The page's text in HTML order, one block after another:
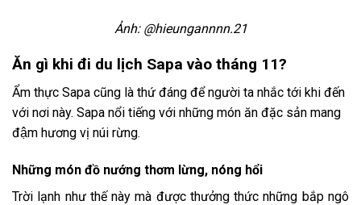
Ảnh: @hieungannnn.21
Ăn gì khi đi du lịch Sapa vào tháng 11?
Ẩm thực Sapa cũng là thứ đáng để người ta nhắc tới khi đến
với nơi này. Sapa nổi tiếng với những món ăn đặc sản mang
đậm hương vị núi rừng.
Những món đồ nướng thơm lừng, nóng hổi
Trời lạnh như thế này mà được thưởng thức những bắp ngô